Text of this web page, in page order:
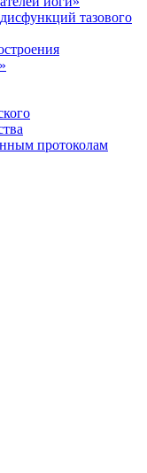
тазового
протоколам